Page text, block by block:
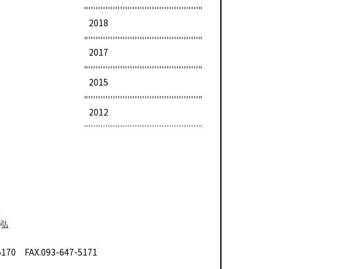
2018
2017
2015
2012
FAX.093-647-5171